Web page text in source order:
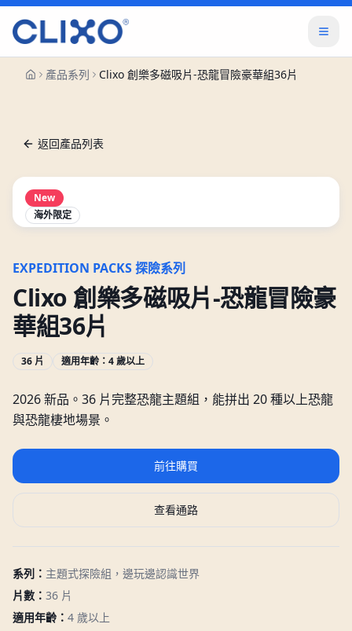
產品系列 Clixo 創樂多磁吸片-恐龍冒險豪華組36片
返回產品列表
New
海外限定
EXPEDITION PACKS 探險系列
Clixo 創樂多磁吸片-恐龍冒險豪
華組36片
36 片 適用年齡： 4 歲以上
2026 新品。36 片完整恐龍主題組，能拼出 20 種以上恐龍
與恐龍棲地場景。
前往購買
查看通路
系列： 主題式探險組，邊玩邊認識世界
片數： 36 片
適用年齡： 4 歲以上